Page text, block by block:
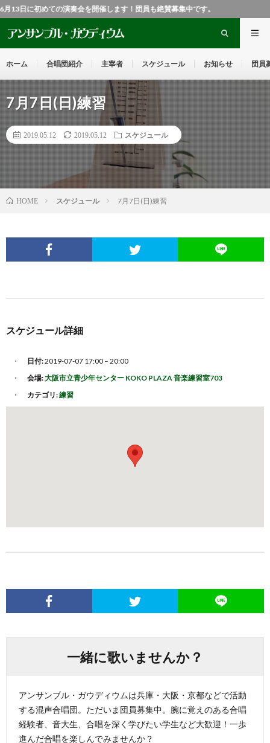
日に初めての演奏会を開催します！団員も絶賛募集中です。
ホーム 合唱団紹介 主宰者 スケジュール お知らせ 団員
7月7日(日)練習
2019.05.12 2019.05.12 スケジュール
HOME スケジュール 7月7日(日)練習
スケジュール詳細
日付:2019-07-07 17:00 – 20:00
会場:大阪市立青少年センター KOKO PLAZA 音楽練習室703
カテゴリ:練習
一緒に歌いませんか？
アンサンブル・ガウディウムは兵庫・大阪・京都などで活動
する混声合唱団。ただいま団員募集中。腕に覚えのある合唱
経験者、音大生、合唱を深く学びたい学生など大歓迎！一歩
進んだ合唱を楽しんでみませんか？